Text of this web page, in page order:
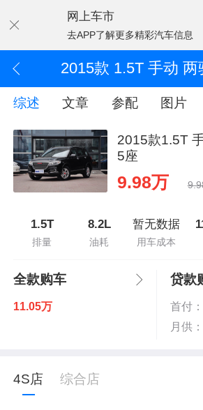
网上车市
去APP了解更多精彩汽车信息
综述 文章 参配 图片
2015款1.5T
5座
9.98万
1.5T
排量
8.2L
油耗
暂无数据
用车成本
全款购车
11.05万
贷款
首付：
月供：
4S店 综合店